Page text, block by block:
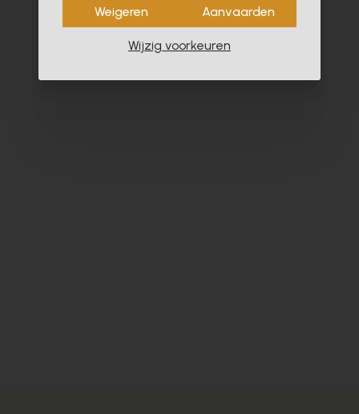
Weigeren Aanvaarden
Wijzig voorkeuren